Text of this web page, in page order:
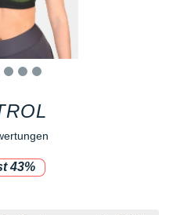
43%
der Marke